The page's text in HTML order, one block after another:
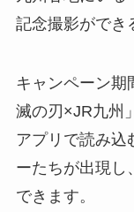
記念撮影ができ
キャンペーン期
滅の刃×JR九州
アプリで読み込
ーたちが出現し
できます。